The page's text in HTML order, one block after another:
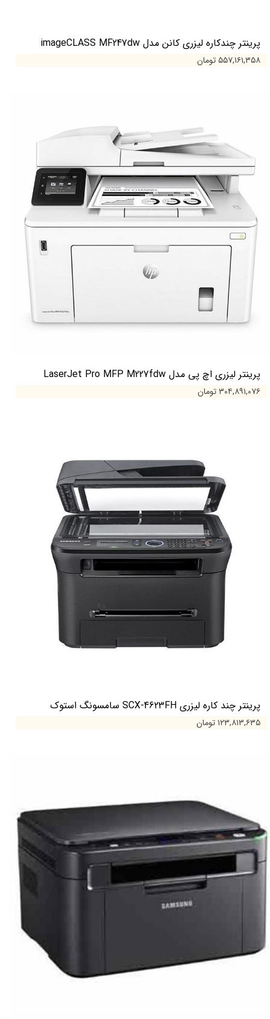
پرینتر چندکاره لیزری کانن مدل imageCLASS MF247dw
۵۵۷,۱۶۱,۳۵۸ تومان
پرینتر لیزری اچ پی مدل LaserJet Pro MFP M227fdw
۳۰۴,۸۹۱,۰۷۶ تومان
پرینتر چند کاره لیزری SCX-4623FH سامسونگ استوک
۱۲۳,۸۱۳,۶۳۵ تومان